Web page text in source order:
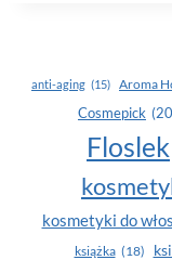
anti-aging (15) Aroma
Cosmepick
Floslek
kosmetyki do
książka (18)